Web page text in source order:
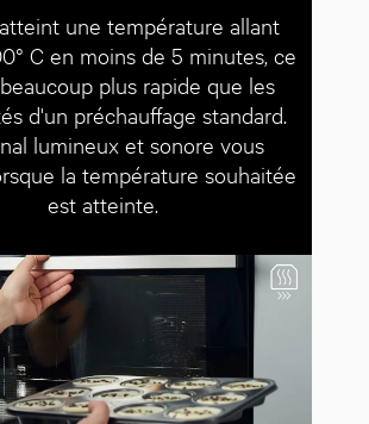
une température allant
C en moins de 5 minutes, ce
plus rapide que les
d'un préchauffage standard.
lumineux et sonore vous
la température souhaitée
est atteinte.